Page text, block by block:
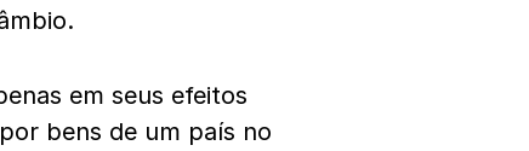
em seus efeitos
bens de um país no